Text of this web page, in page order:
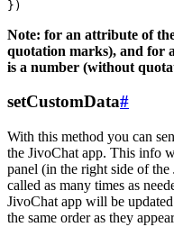
Note: for an attribute of
quotation marks), and for
is a number (without
setCustomData#
With this method you can
the JivoChat app. This info
panel (in the right side of
called as many times as
JivoChat app will be
the same order as they